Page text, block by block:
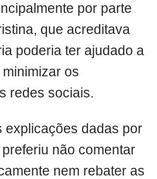
por parte
que acreditava
poderia ter ajudado a
os
redes sociais.
explicações dadas por
não comentar
nem rebater as